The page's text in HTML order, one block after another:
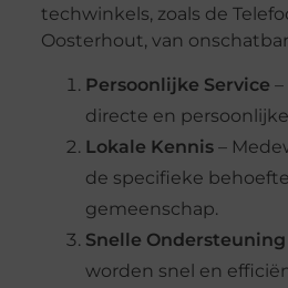
techwinkels, zoals de
Oosterhout, van
Persoonlijke Service
directe en
Lokale Kennis–
de specifieke
gemeenschap.
Snelle Ondersteuning
worden snel en